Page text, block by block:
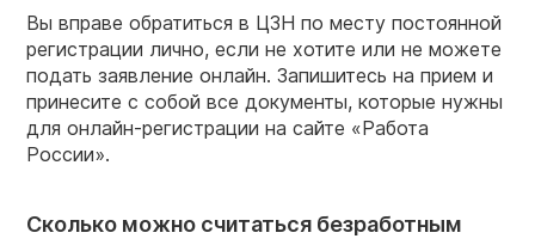
Вы вправе обратиться в ЦЗН по месту постоянной
регистрации лично, если не хотите или не можете
подать заявление онлайн. Запишитесь на прием и
принесите с собой все документы, которые нужны
для онлайн-регистрации на сайте «Работа
России».
Сколько можно считаться безработным